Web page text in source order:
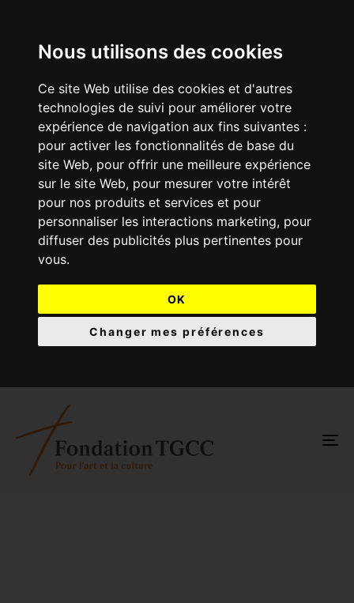
Nous utilisons des cookies
Ce site Web utilise des cookies et d'autres
technologies de suivi pour améliorer votre
expérience de navigation aux fins suivantes :
pour activer les fonctionnalités de base du
site Web, pour offrir une meilleure expérience
sur le site Web, pour mesurer votre intérêt
pour nos produits et services et pour
personnaliser les interactions marketing, pour
diffuser des publicités plus pertinentes pour
vous.
OK
Changer mes préférences